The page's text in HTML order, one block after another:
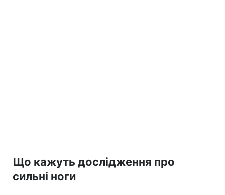
Що кажуть дослідження про
сильні ноги